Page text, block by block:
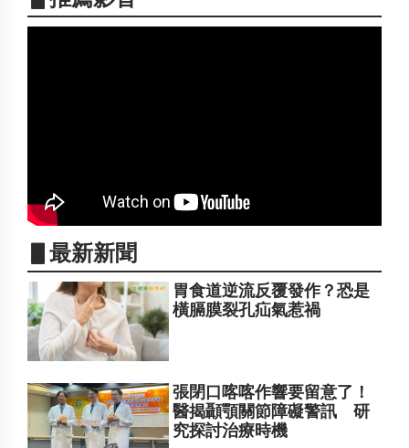
▋最新新聞
胃食道逆流反覆發作？恐是
橫膈膜裂孔疝氣惹禍
張閉口喀喀作響要留意了！
醫揭顳顎關節障礙警訊 研
究探討治療時機